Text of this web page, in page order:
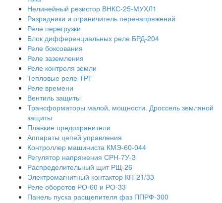
Нелинейный резистор ВНКС-25-МУХЛ1
Разрядники и ограничитель перенапряжений
Реле перегрузки
Блок дифференциальных реле БРД-204
Реле боксования
Реле заземления
Реле контроля земли
Тепловые реле ТРТ
Реле времени
Вентиль защиты
Трансформаторы малой, мощности. Дроссель земляной
защиты
Плавкие предохранители
Аппараты цепей управления
Контроллер машиниста КМЭ-60-044
Регулятор напряжения СРН-7У-3
Распределительный щит РЩ-26
Электромагнитный контактор КП-21/33
Реле оборотов РО-60 и РО-33
Панель пуска расщепителя фаз ППРФ-300